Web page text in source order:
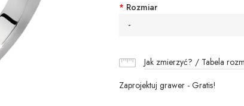
* Rozmiar
-
Jak zmierzyć? / Tabela
Zaprojektuj grawer - Gratis!